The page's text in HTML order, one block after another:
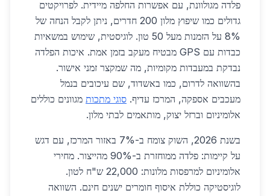
פלדה מגולוונת, עם אפשרות החלפה מיידית. לפרויקטים
גדולים כמו שיפוץ מלון 200 חדרים, ניתן לקבל הנחה של
8% על הזמנות מעל 50 טון. לוגיסטית, שימוש במשאיות
כבדות עם GPS מבטיח מעקב בזמן אמת. איכות הפלדה
נבדקת במעבדות מקומיות, מה שמקצר זמני אישור.
בהשוואה לדרום, כמו באשדוד, שם עיכובים בנמל
מעכבים אספקה, המרכז עדיף. סוגי מתכות מגוונים כוללים
אלומיניום וברזל יצוק, מותאמים לבתי מלון.
בשנת 2026, השוק צומח ב-7% באזור המרכז, עם דגש
על קיימות: פלדה ממוחזרת ב-90% מהייצור. מחירי
אלומיניום למרפסות מלונות: 22,000 ש"ח לטון.
לוגיסטיקה כוללת איסוף חומרים ישנים חינם. השוואה